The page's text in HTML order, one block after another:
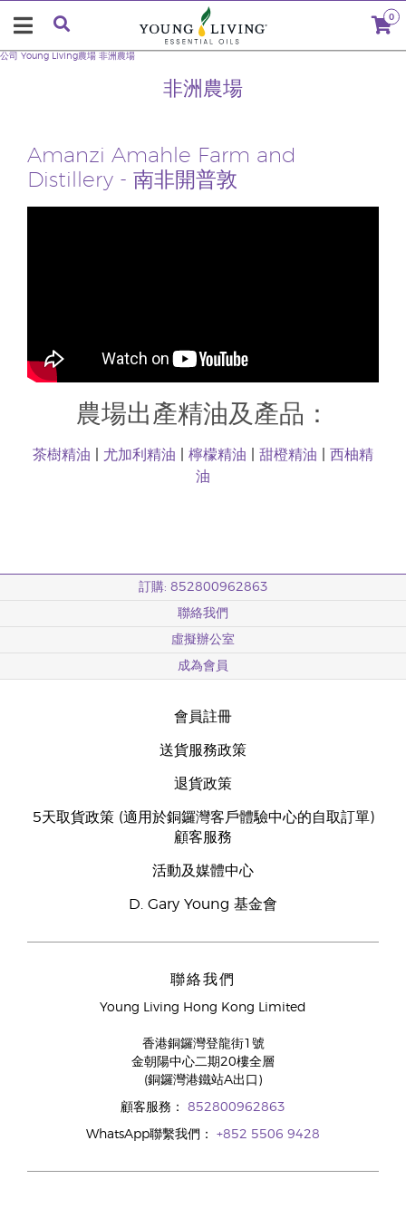
0
非洲農場
公司 Young Living農場 非洲農場
Amanzi Amahle Farm and
Distillery - 南非開普敦
農場出產精油及產品：
茶樹精油 尤加利精油 檸檬精油 甜橙精油
西柚精
油
訂購: 852800962863
聯絡我們
虛擬辦公室
成為會員
會員註冊
送貨服務政策
退貨政策
5天取貨政策 (適用於銅鑼灣客戶體驗中心的自取訂單)
顧客服務
活動及媒體中心
D. Gary Young 基金會
聯絡我們
Young Living Hong Kong Limited
香港銅鑼灣登龍街1號
金朝陽中心二期20樓全層
(銅鑼灣港鐵站A出口)
顧客服務： 852800962863
WhatsApp聯繫我們： +852 5506 9428